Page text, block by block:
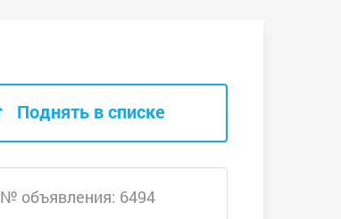
Поднять в списке
№ объявления: 6494